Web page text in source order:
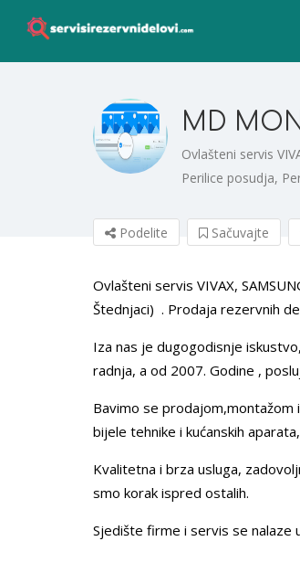
MD
Ovlašteni servis
Perilice posudja,
Podelite Sačuvajte
Ovlašteni servis VIVAX,
Štednjaci) . Prodaja rezervnih
Iza nas je dugogodisnje
radnja, a od 2007. Godine ,
Bavimo se
bijele tehnike i kućanskih
Kvalitetna i brza usluga,
smo korak ispred ostalih.
Sjedište firme i servis se nalaze